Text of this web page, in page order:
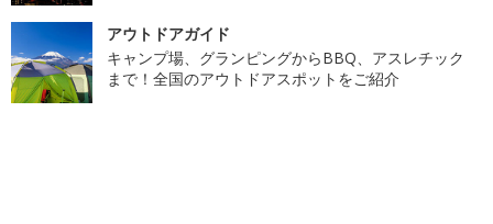
アウトドアガイド
キャンプ場、グランピングからBBQ、アスレチック
まで！全国のアウトドアスポットをご紹介